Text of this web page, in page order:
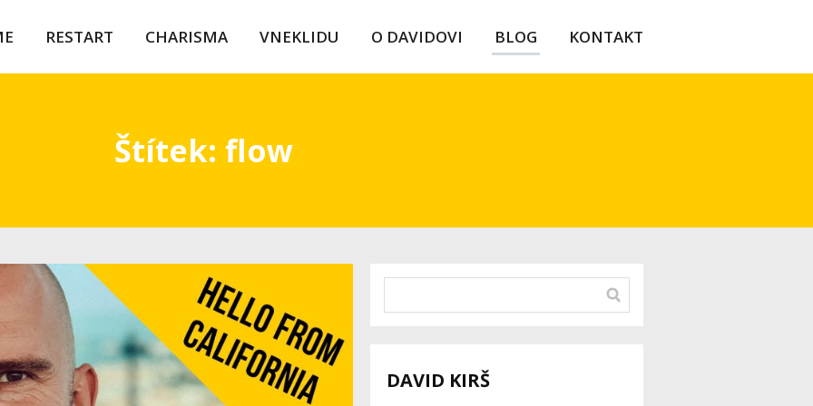
RESTART CHARISMA VNEKLIDU O DAVIDOVI BLOG KONTAKT
Štítek: flow
DAVID KIRŠ